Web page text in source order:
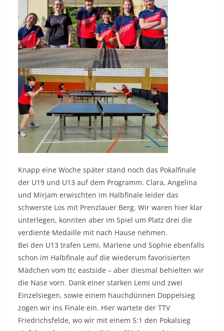
Knapp eine Woche später stand noch das Pokalfinale
der U19 und U13 auf dem Programm. Clara, Angelina
und Mirjam erwischten im Halbfinale leider das
schwerste Los mit Prenzlauer Berg. Wir waren hier klar
unterlegen, konnten aber im Spiel um Platz drei die
verdiente Medaille mit nach Hause nehmen.
Bei den U13 trafen Lemi, Marlene und Sophie ebenfalls
schon im Halbfinale auf die wiederum favorisierten
Mädchen vom ttc eastside – aber diesmal behielten wir
die Nase vorn. Dank einer starken Lemi und zwei
Einzelsiegen, sowie einem hauchdünnen Doppelsieg
zogen wir ins Finale ein. Hier wartete der TTV
Friedrichsfelde, wo wir mit einem 5:1 den Pokalsieg